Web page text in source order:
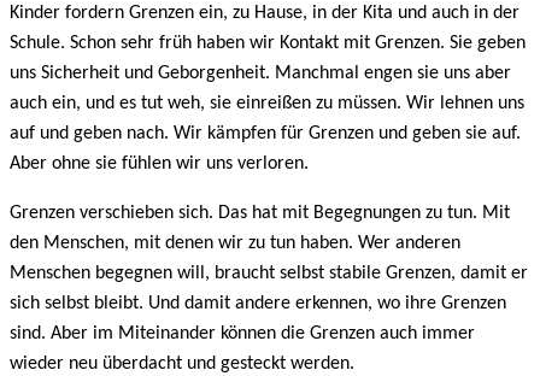
Kinder fordern Grenzen ein, zu Hause, in der Kita und auch in der
Schule. Schon sehr früh haben wir Kontakt mit Grenzen. Sie geben
uns Sicherheit und Geborgenheit. Manchmal engen sie uns aber
auch ein, und es tut weh, sie einreißen zu müssen. Wir lehnen uns
auf und geben nach. Wir kämpfen für Grenzen und geben sie auf.
Aber ohne sie fühlen wir uns verloren.
Grenzen verschieben sich. Das hat mit Begegnungen zu tun. Mit
den Menschen, mit denen wir zu tun haben. Wer anderen
Menschen begegnen will, braucht selbst stabile Grenzen, damit er
sich selbst bleibt. Und damit andere erkennen, wo ihre Grenzen
sind. Aber im Miteinander können die Grenzen auch immer
wieder neu überdacht und gesteckt werden.